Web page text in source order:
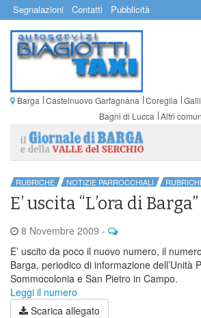
Segnalazioni Contatti Pubblicità
Barga Castelnuovo Garfagnana Coreglia
Bagni di Lucca Altri
RUBRICHE NOTIZIE PARROCCHIALI
E’ uscita “L’ora di Barga”
8 Novembre 2009 -
E’ uscito da poco il nuovo numero, il
Barga, periodico di informazione dell’Unità
Sommocolonia e San Pietro in Campo.
Leggi il numero
Scarica allegato